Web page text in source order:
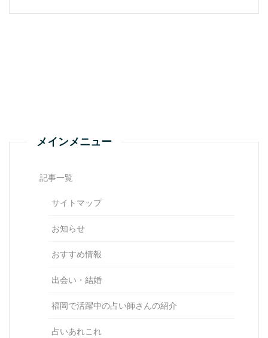
メインメニュー
記事一覧
サイトマップ
お知らせ
おすすめ情報
出会い・結婚
福岡で活躍中の占い師さんの紹介
占いあれこれ